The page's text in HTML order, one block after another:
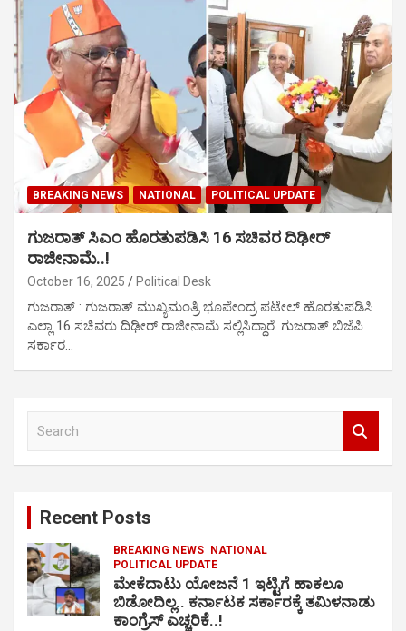
BREAKING NEWS NATIONAL POLITICAL UPDATE
ಗುಜರಾತ್‌ ಸಿಎಂ ಹೊರತುಪಡಿಸಿ 16 ಸಚಿವರ ದಿಢೀರ್
ರಾಜೀನಾಮೆ..!
October 16, 2025 Political Desk
ಗುಜರಾತ್‌ : ಗುಜರಾತ್‌ ಮುಖ್ಯಮಂತ್ರಿ ಭೂಪೇಂದ್ರ ಪಟೇಲ್ ಹೊರತುಪಡಿಸಿ
ಎಲ್ಲಾ 16 ಸಚಿವರು ದಿಢೀರ್ ರಾಜೀನಾಮೆ ಸಲ್ಲಿಸಿದ್ದಾರೆ. ಗುಜರಾತ್‌ ಬಿಜೆಪಿ
ಸರ್ಕಾರ…
Recent Posts
BREAKING NEWS
NATIONAL
POLITICAL UPDATE
ಮೇಕೆದಾಟು ಯೋಜನೆ 1 ಇಟ್ಟಿಗೆ ಹಾಕಲೂ
ಬಿಡೋದಿಲ್ಲ.. ಕರ್ನಾಟಕ ಸರ್ಕಾರಕ್ಕೆ ತಮಿಳನಾಡು
ಕಾಂಗ್ರೆಸ್ ಎಚ್ಚರಿಕೆ..!